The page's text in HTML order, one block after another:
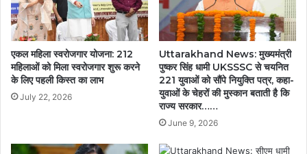
एकल महिला स्वरोजगार योजना: 212
महिलाओं को मिला स्वरोजगार शुरू करने
के लिए पहली किस्त का लाभ
July 22, 2026
Uttarakhand News: मुख्यमंत्री
पुष्कर सिंह धामी UKSSSC से चयनित
221 युवाओं को सौंपे नियुक्ति पत्र, कहा-
युवाओं के चेहरों की मुस्कान बताती है कि
राज्य सरकार……
June 9, 2026